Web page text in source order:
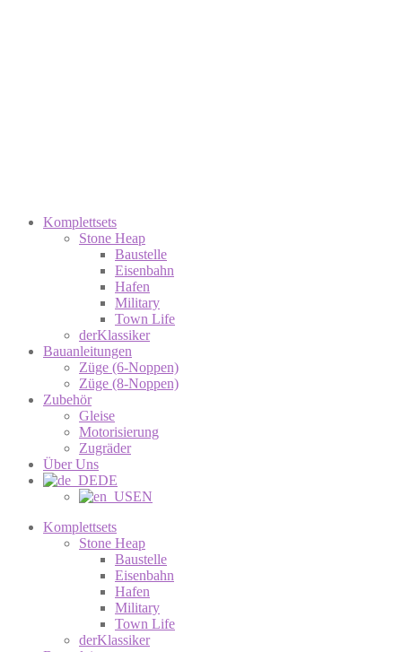
Komplettsets
Stone Heap
Baustelle
Eisenbahn
Hafen
Military
Town Life
derKlassiker
Bauanleitungen
Züge (6-Noppen)
Züge (8-Noppen)
Zubehör
Gleise
Motorisierung
Zugräder
Über Uns
DE
EN
Komplettsets
Stone Heap
Baustelle
Eisenbahn
Hafen
Military
Town Life
derKlassiker